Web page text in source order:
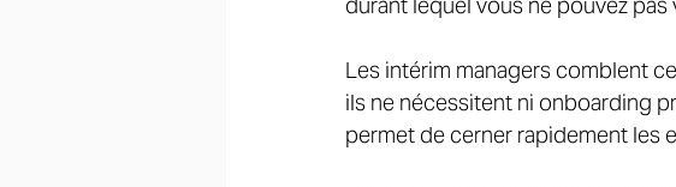
Les intérim managers comblent
ils ne nécessitent ni onboarding
permet de cerner rapidement les